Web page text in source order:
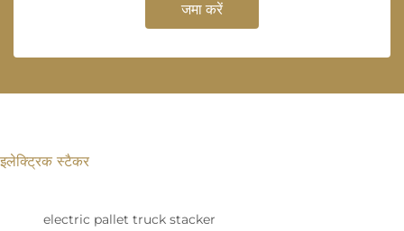
जमा करें
इलेक्ट्रिक स्टैकर
electric pallet truck stacker